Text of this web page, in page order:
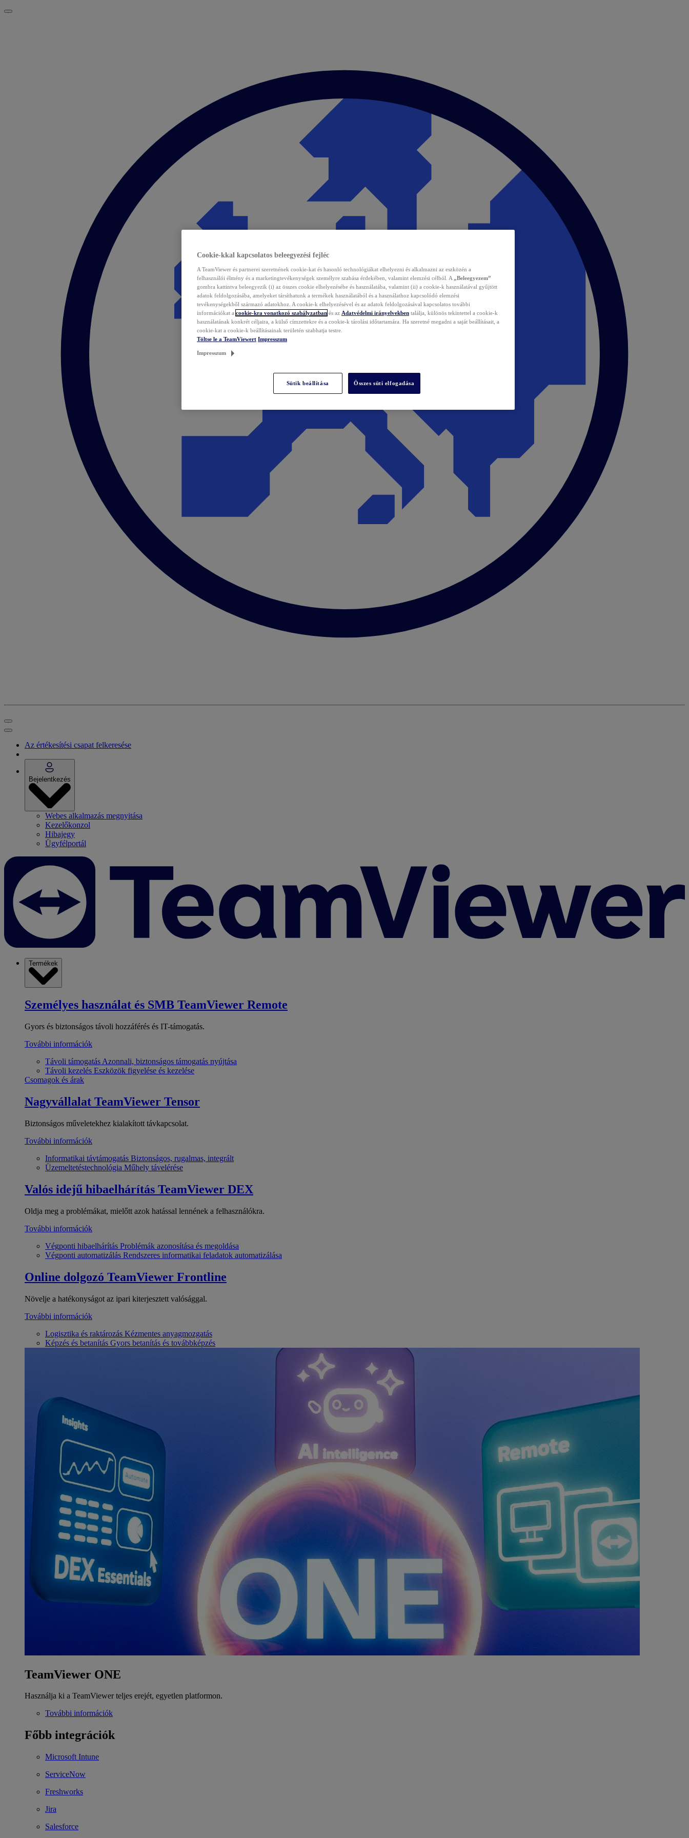
Az értékesítési csapat felkeresése
Bejelentkezés
Webes alkalmazás megnyitása
Kezelőkonzol
Hibajegy
Ügyfélportál
Termékek
Személyes használat és SMB TeamViewer Remote
Gyors és biztonságos távoli hozzáférés és IT-támogatás.
További információk
Távoli támogatás Azonnali, biztonságos támogatás nyújtása
Távoli kezelés Eszközök figyelése és kezelése
Csomagok és árak
Nagyvállalat TeamViewer Tensor
Biztonságos műveletekhez kialakított távkapcsolat.
További információk
Informatikai távtámogatás Biztonságos, rugalmas, integrált
Üzemeltetéstechnológia Műhely távelérése
Valós idejű hibaelhárítás TeamViewer DEX
Oldja meg a problémákat, mielőtt azok hatással lennének a felhasználókra.
További információk
Végponti hibaelhárítás Problémák azonosítása és megoldása
Végponti automatizálás Rendszeres informatikai feladatok automatizálása
Online dolgozó TeamViewer Frontline
Növelje a hatékonyságot az ipari kiterjesztett valósággal.
További információk
Logisztika és raktározás Kézmentes anyagmozgatás
Képzés és betanítás Gyors betanítás és továbbképzés
TeamViewer ONE
Használja ki a TeamViewer teljes erejét, egyetlen platformon.
További információk
Főbb integrációk
Microsoft Intune
ServiceNow
Freshworks
Jira
Salesforce
Cookie-kkal kapcsolatos beleegyezési fejléc
A TeamViewer és partnerei szeretnének cookie-kat és hasonló technológiákat elhelyezni és alkalmazni az eszközén a
felhasználói élmény és a marketingtevékenységek személyre szabása érdekében, valamint elemzési célból. A „Beleegyezem”
gombra kattintva beleegyezik (i) az összes cookie elhelyezésébe és használatába, valamint (ii) a cookie-k használatával gyűjtött
adatok feldolgozásába, amelyeket társíthatunk a termékek használatából és a használathoz kapcsolódó elemzési
tevékenységekből származó adatokhoz. A cookie-k elhelyezésével és az adatok feldolgozásával kapcsolatos további
információkat a cookie-kra vonatkozó szabályzatban és az Adatvédelmi irányelvekben találja, különös tekintettel a cookie-k
használatának konkrét céljaira, a külső címzettekre és a cookie-k tárolási időtartamára. Ha szeretné megadni a saját beállításait, a
cookie-kat a cookie-k beállításainak területén szabhatja testre.
Töltse le a TeamViewert Impresszum
Impresszum
Sütik beállítása Összes süti elfogadása